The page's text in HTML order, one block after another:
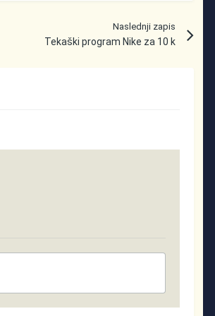
Naslednji zapis
Tekaški program Nike za 10 k